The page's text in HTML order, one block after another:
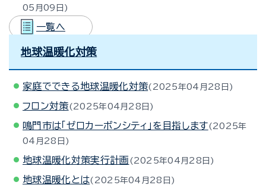
05月09日
一覧へ
地球温暖化対策
家庭でできる地球温暖化対策 2025年04月28日
フロン対策 2025年04月28日
鳴門市は「ゼロカーボンシティ」を目指します
2025年
04月28日
地球温暖化対策実行計画 2025年04月28日
地球温暖化とは 2025年04月28日